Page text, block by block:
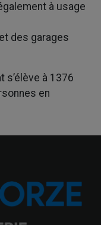
à usage
des garages
s’élève à 1376
en